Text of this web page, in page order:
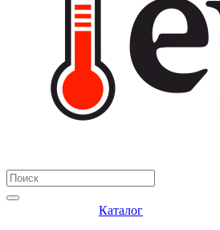
Каталог